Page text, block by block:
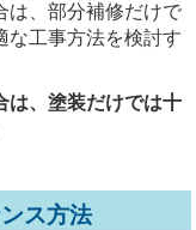
は、部分補修だけで
な工事方法を検討す
は、塗装だけでは十
ス方法